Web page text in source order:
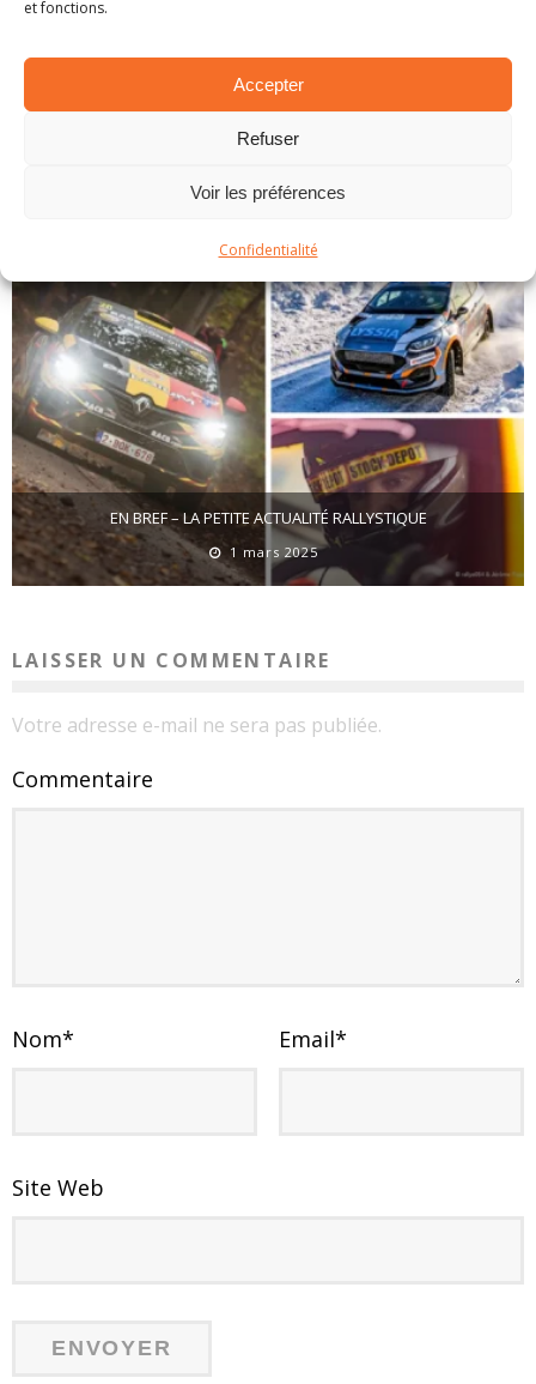
et fonctions.
Accepter
Refuser
Voir les préférences
Confidentialité
EN BREF – LA PETITE ACTUALITÉ RALLYSTIQUE
1 avril 2025
EN BREF – LA PETITE ACTUALITÉ RALLYSTIQUE
1 mars 2025
LAISSER UN COMMENTAIRE
Votre adresse e-mail ne sera pas publiée.
Commentaire
Nom* Email*
Site Web